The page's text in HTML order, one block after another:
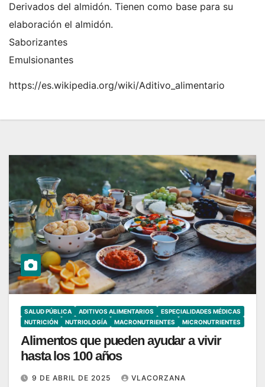
Derivados del almidón. Tienen como base para su
elaboración el almidón.
Saborizantes
Emulsionantes
https://es.wikipedia.org/wiki/Aditivo_alimentario
SALUD PÚBLICA ADITIVOS ALIMENTARIOS
ESPECIALIDADES MÉDICAS
NUTRICIÓN
NUTRIOLOGÍA MACRONUTRIENTES MICRONUTRIENTES
Alimentos que pueden ayudar a vivir
hasta los 100 años
9 DE ABRIL DE 2025 VLACORZANA